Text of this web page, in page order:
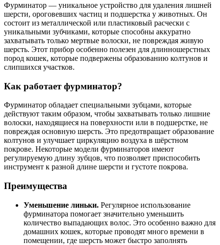
Фурминатор — уникальное устройство для удаления лишней
шерсти, ороговевших частиц и подшерстка у животных. Он
состоит из металлической или пластиковый расчески с
уникальными зубчиками, которые способны аккуратно
захватывать только мертвые волоски, не повреждая живую
шерсть. Этот прибор особенно полезен для длинношерстных
пород кошек, которые подвержены образованию колтунов и
слипшихся участков.
Как работает фурминатор?
Фурминатор обладает специальными зубцами, которые
действуют таким образом, чтобы захватывать только лишние
волоски, находящиеся на поверхности или в подшерстке, не
повреждая основную шерсть. Это предотвращает образование
колтунов и улучшает циркуляцию воздуха в шёрстном
покрове. Некоторые модели фурминаторов имеют
регулируемую длину зубцов, что позволяет приспособить
инструмент к разной длине шерсти и густоте покрова.
Преимущества
Уменьшение линьки. Регулярное использование
фурминатора помогает значительно уменьшить
количество выпадающих волос. Это особенно важно для
домашних кошек, которые проводят много времени в
помещении, где шерсть может быстро заполнять